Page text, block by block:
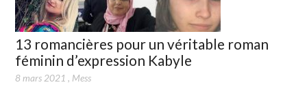
13 romancières pour un véritable roman
féminin d’expression Kabyle
8 mars 2021 , Mess